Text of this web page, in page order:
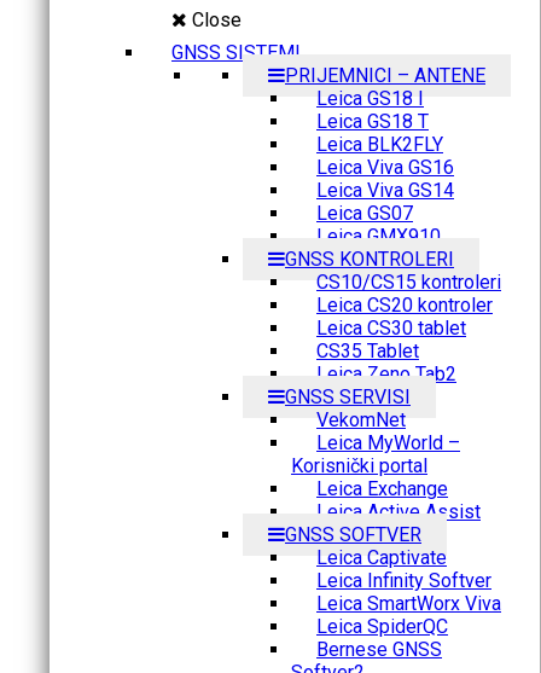
Close
GNSS SISTEMI
PRIJEMNICI – ANTENE
Leica GS18 I
Leica GS18 T
Leica BLK2FLY
Leica Viva GS16
Leica Viva GS14
Leica GS07
Leica GMX910
GNSS KONTROLERI
CS10/CS15 kontroleri
Leica CS20 kontroler
Leica CS30 tablet
CS35 Tablet
Leica Zeno Tab2
GNSS SERVISI
VekomNet
Leica MyWorld –
Korisnički portal
Leica Exchange
Leica Active Assist
GNSS SOFTVER
Leica Captivate
Leica Infinity Softver
Leica SmartWorx Viva
Leica SpiderQC
Bernese GNSS